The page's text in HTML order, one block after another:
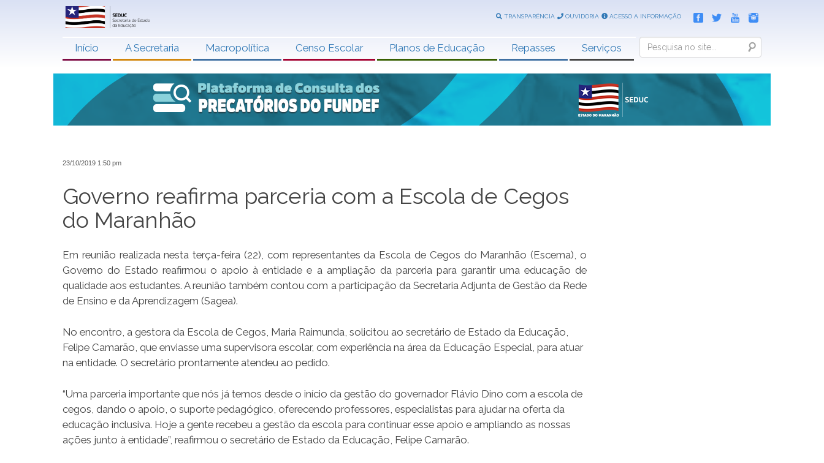
TRANSPARÊNCIA OUVIDORIA ACESSO A INFORMAÇÃO
Início A Secretaria Macropolítica Censo Escolar Planos de Educação Repasses Serviços Search
23/10/2019 1:50 pm
Governo reafirma parceria com a Escola de Cegos
do Maranhão
Em reunião realizada nesta terça-feira (22), com representantes da Escola de Cegos do Maranhão (Escema), o
Governo do Estado reafirmou o apoio à entidade e a ampliação da parceria para garantir uma educação de
qualidade aos estudantes. A reunião também contou com a participação da Secretaria Adjunta de Gestão da Rede
de Ensino e da Aprendizagem (Sagea).
No encontro, a gestora da Escola de Cegos, Maria Raimunda, solicitou ao secretário de Estado da Educação,
Felipe Camarão, que enviasse uma supervisora escolar, com experiência na área da Educação Especial, para atuar
na entidade. O secretário prontamente atendeu ao pedido.
“Uma parceria importante que nós já temos desde o início da gestão do governador Flávio Dino com a escola de
cegos, dando o apoio, o suporte pedagógico, oferecendo professores, especialistas para ajudar na oferta da
educação inclusiva. Hoje a gente recebeu a gestão da escola para continuar esse apoio e ampliando as nossas
ações junto à entidade”, reafirmou o secretário de Estado da Educação, Felipe Camarão.